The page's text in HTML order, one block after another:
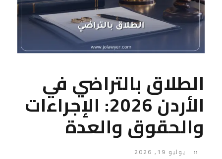
الطلاق بالتراضي في
الأردن 2026: الإجراءات
والحقوق والعدة
يوليو 19, 2026